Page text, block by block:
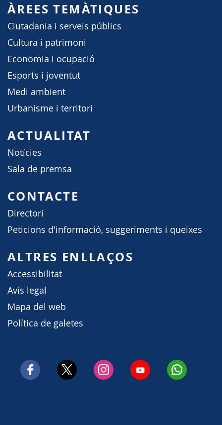
ÀREES TEMÀTIQUES
Ciutadania i serveis públics
Cultura i patrimoni
Economia i ocupació
Esports i joventut
Medi ambient
Urbanisme i territori
ACTUALITAT
Notícies
Sala de premsa
CONTACTE
Directori
Peticions d'informació, suggeriments i queixes
ALTRES ENLLAÇOS
Accessibilitat
Avís legal
Mapa del web
Política de galetes